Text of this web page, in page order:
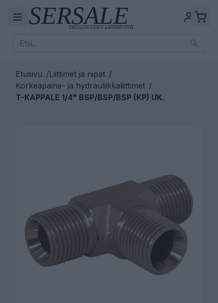
Etusivu /Liittimet ja nipat /
Korkeapaine- ja hydrauliikkaliittimet /
T-KAPPALE 1/4" BSP/BSP/BSP (KP) UK.